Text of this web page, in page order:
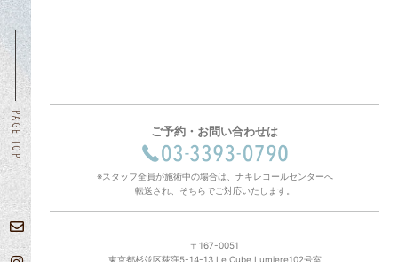
PAGE TOP ご予約・お問い合わせは
※スタッフ全員が施術中の場合は、ナキレコールセンターへ
転送され、そちらでご対応いたします。
〒167-0051
東京都杉並区荻窪5-14-13 Le Cube Lumiere102号室